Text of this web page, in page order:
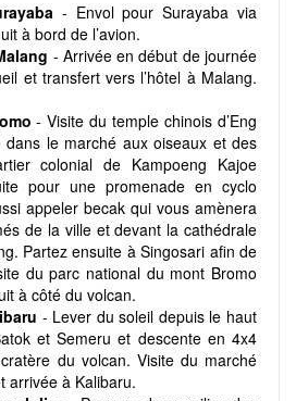
- Envol pour Surayaba via
à bord de l’avion.
- Arrivée en début de journée
et transfert vers l’hôtel à Malang.
- Visite du temple chinois d’Eng
dans le marché aux oiseaux et des
colonial de Kampoeng Kajoe
pour une promenade en cyclo
appeler becak qui vous amènera
de la ville et devant la cathédrale
Partez ensuite à Singosari afin de
du parc national du mont Bromo
à côté du volcan.
- Lever du soleil depuis le haut
et Semeru et descente en 4x4
du volcan. Visite du marché
arrivée à Kalibaru.